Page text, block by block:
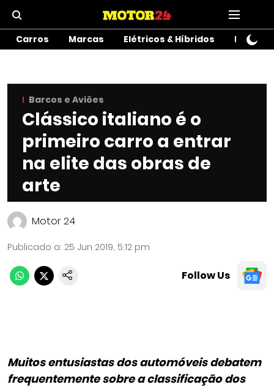
Carros Marcas Elétricos & Híbridos Motos
Barcos e Aviões
Clássico italiano é o
primeiro carro a entrar
na elite das obras de
arte
Motor 24
Publicado a: 25 Jun 2019, 5:12 pm
Follow Us
Muitos entusiastas dos automóveis debatem
frequentemente sobre a classificação dos